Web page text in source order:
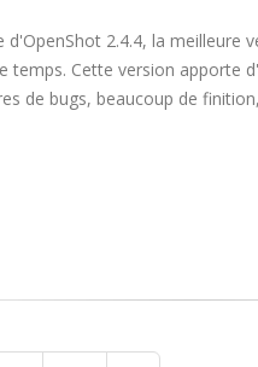
2.4.4, la meilleure
temps. Cette version
de bugs, beaucoup de